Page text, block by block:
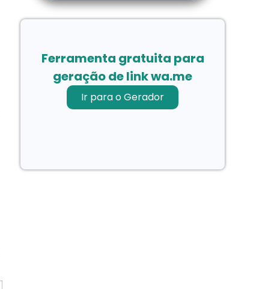
Ferramenta gratuita para
geração de link wa.me
Ir para o Gerador